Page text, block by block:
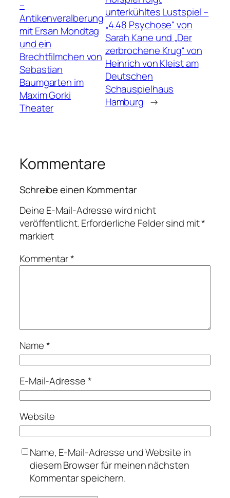
–
Antikenveralberung
mit Ersan Mondtag
und ein
Brechtfilmchen von
Sebastian
Baumgarten im
Maxim Gorki
Theater
unterkühltes Lustspiel –
„4.48 Psychose“ von
Sarah Kane und „Der
zerbrochene Krug“ von
Heinrich von Kleist am
Deutschen
Schauspielhaus
Hamburg →
Kommentare
Schreibe einen Kommentar
Deine E-Mail-Adresse wird nicht
veröffentlicht.Erforderliche Felder sind mit*
markiert
Kommentar*
Name*
E-Mail-Adresse*
Website
Name, E-Mail-Adresse und Website in
diesem Browser für meinen nächsten
Kommentar speichern.